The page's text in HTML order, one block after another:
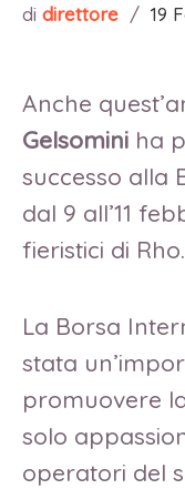
di direttore / 19
Anche
Gelsomini ha
successo alla
dal 9 all’11
fieristici di Rho.
La Borsa
stata
promuovere
solo
operatori del